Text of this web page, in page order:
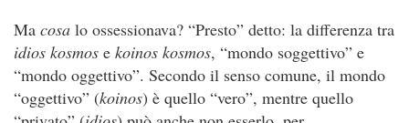
Ma cosa lo ossessionava? “Presto” detto: la differenza tra
idios kosmos e koinos kosmos, “mondo soggettivo” e
“mondo oggettivo”. Secondo il senso comune, il mondo
“oggettivo” (koinos) è quello “vero”, mentre quello